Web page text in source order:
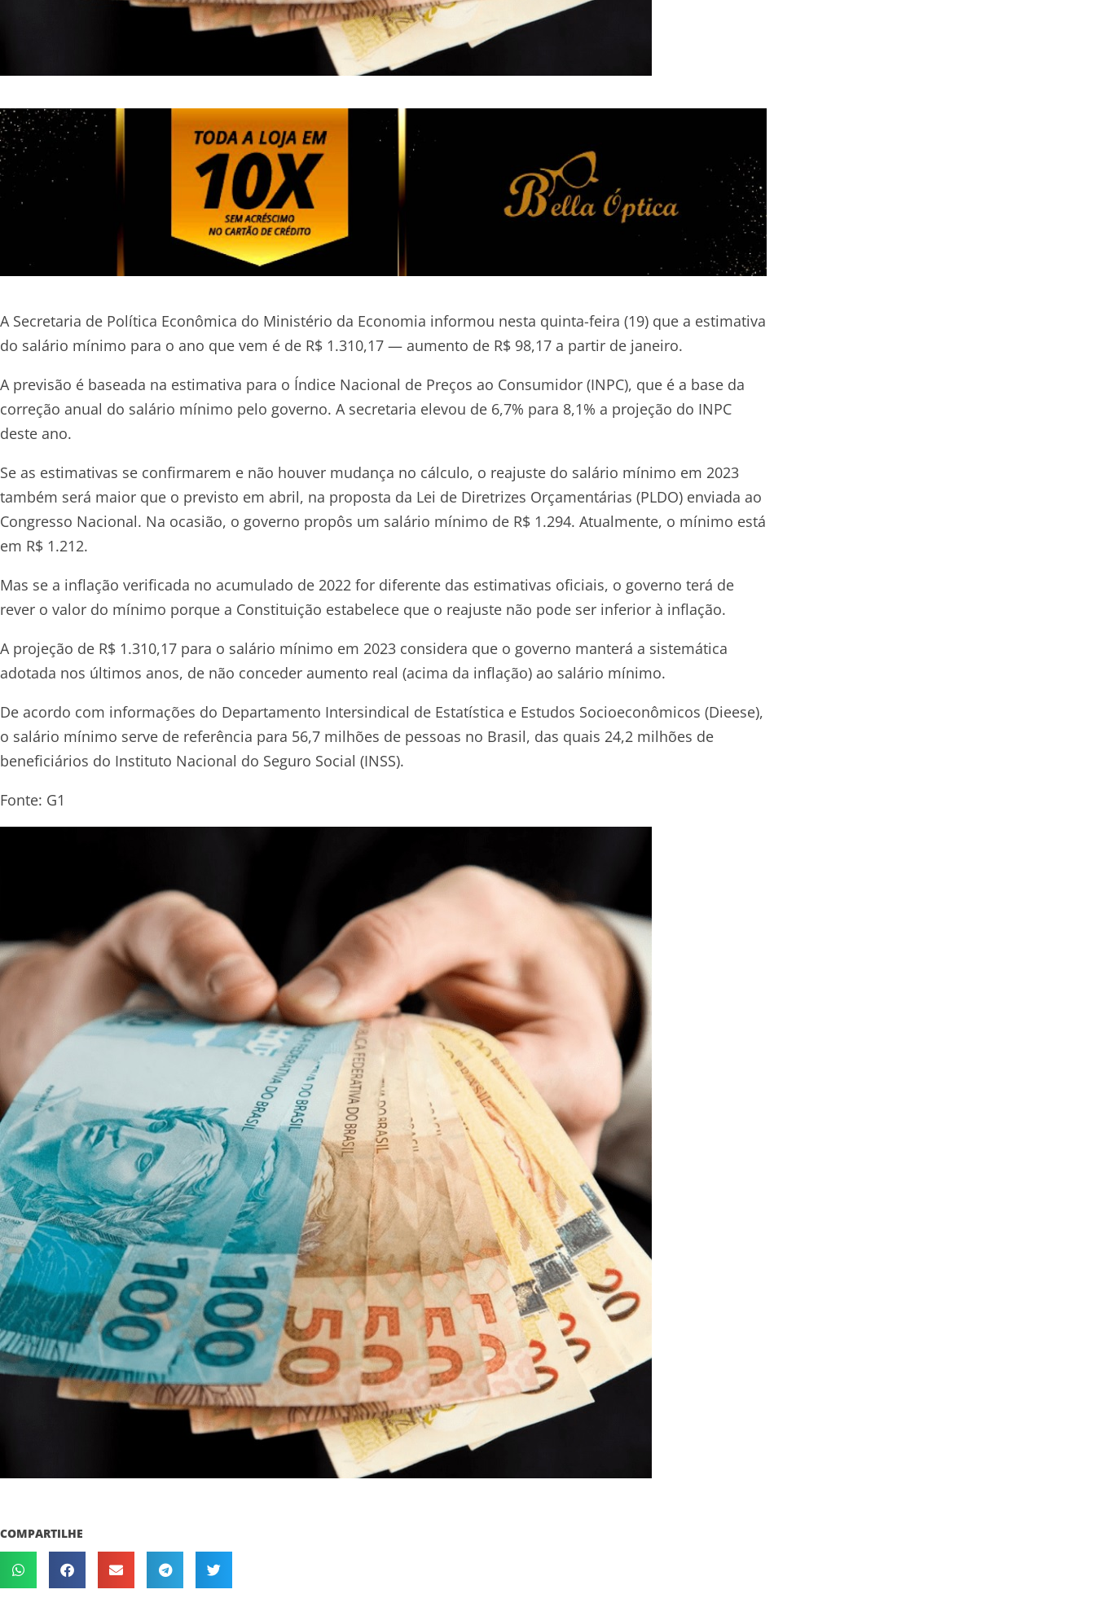
A Secretaria de Política Econômica do Ministério da Economia informou nesta quinta-feira (19) que a estimativa
do salário mínimo para o ano que vem é de R$ 1.310,17 — aumento de R$ 98,17 a partir de janeiro.
A previsão é baseada na estimativa para o Índice Nacional de Preços ao Consumidor (INPC), que é a base da
correção anual do salário mínimo pelo governo. A secretaria elevou de 6,7% para 8,1% a projeção do INPC
deste ano.
Se as estimativas se confirmarem e não houver mudança no cálculo, o reajuste do salário mínimo em 2023
também será maior que o previsto em abril, na proposta da Lei de Diretrizes Orçamentárias (PLDO) enviada ao
Congresso Nacional. Na ocasião, o governo propôs um salário mínimo de R$ 1.294. Atualmente, o mínimo está
em R$ 1.212.
Mas se a inflação verificada no acumulado de 2022 for diferente das estimativas oficiais, o governo terá de
rever o valor do mínimo porque a Constituição estabelece que o reajuste não pode ser inferior à inflação.
A projeção de R$ 1.310,17 para o salário mínimo em 2023 considera que o governo manterá a sistemática
adotada nos últimos anos, de não conceder aumento real (acima da inflação) ao salário mínimo.
De acordo com informações do Departamento Intersindical de Estatística e Estudos Socioeconômicos (Dieese),
o salário mínimo serve de referência para 56,7 milhões de pessoas no Brasil, das quais 24,2 milhões de
beneficiários do Instituto Nacional do Seguro Social (INSS).
Fonte: G1
COMPARTILHE